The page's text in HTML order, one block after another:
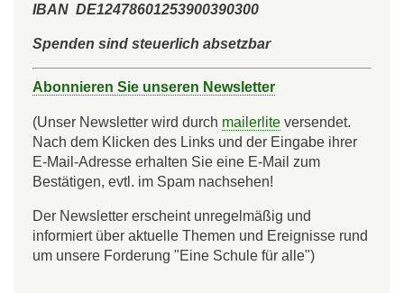
IBAN DE12478601253900390300
Spenden sind steuerlich absetzbar
Abonnieren Sie unseren Newsletter
(Unser Newsletter wird durch mailerlite versendet.
Nach dem Klicken des Links und der Eingabe ihrer
E-Mail-Adresse erhalten Sie eine E-Mail zum
Bestätigen, evtl. im Spam nachsehen!
Der Newsletter erscheint unregelmäßig und
informiert über aktuelle Themen und Ereignisse rund
um unsere Forderung "Eine Schule für alle")